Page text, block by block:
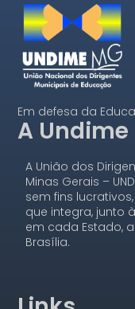
Em defesa da
A Undime
A União dos
Minas Gerais –
sem fins
que integra, junto
em cada Estado,
Brasília.